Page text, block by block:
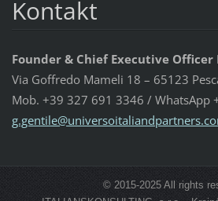
Kontakt
Founder & Chief Executive
Via Goffredo Mameli 18 – 65123
Mob. +39 327 691 3346 / WhatsApp
g.gentile@universoitaliandpartne
© 2015-2025 All rights